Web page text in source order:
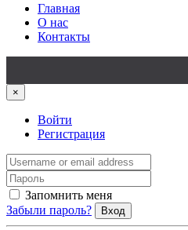
Главная
О нас
Контакты
×
Войти
Регистрация
Запомнить меня
Забыли пароль?
Вход